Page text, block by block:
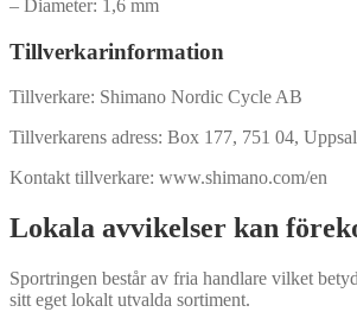
– Diameter: 1,6 mm
Tillverkarinformation
Tillverkare: Shimano Nordic Cycle AB
Tillverkarens adress: Box 177, 751 04,
Kontakt tillverkare: www.shimano.com/en
Lokala avvikelser kan
Sportringen består av fria handlare vilket
sitt eget lokalt utvalda sortiment.